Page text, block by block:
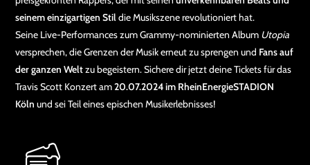
seinem einzigartigen Stildie Musikszene revolutioniert hat.
Seine Live-Performances zum Grammy-nominierten Album Utopia
versprechen, die Grenzen der Musik erneut zu sprengen und Fans auf
der ganzen Weltzu begeistern. Sichere dir jetzt deine Tickets für das
Travis Scott Konzert am20.07.2024 im RheinEnergieSTADION
Köln und sei Teil eines epischen Musikerlebnisses!